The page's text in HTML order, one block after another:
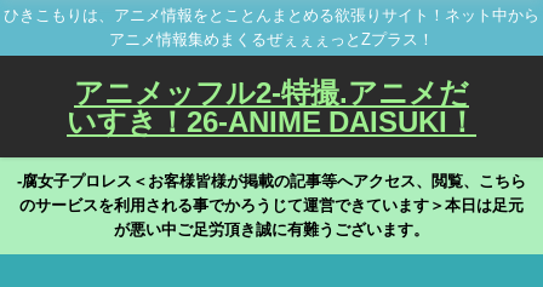
ひきこもりは、アニメ情報をとことんまとめる欲張りサイト！ネット中から
アニメ情報集めまくるぜぇぇぇっとZプラス！
アニメッフル2-特撮.アニメだ
いすき！26-ANIME DAISUKI！
-腐女子プロレス＜お客様皆様が掲載の記事等へアクセス、閲覧、こちら
のサービスを利用される事でかろうじて運営できています＞本日は足元
が悪い中ご足労頂き誠に有難うございます。